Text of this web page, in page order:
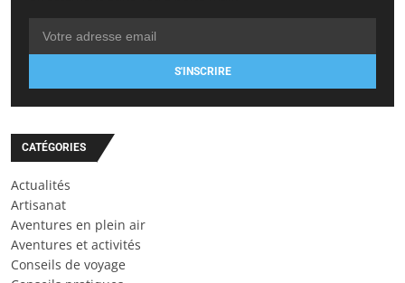
S'INSCRIRE
CATÉGORIES
Actualités
Artisanat
Aventures en plein air
Aventures et activités
Conseils de voyage